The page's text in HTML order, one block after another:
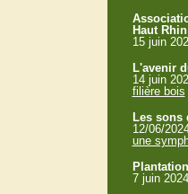
Haut Rhin
15 juin
L'avenir
14 juin
filière bois
Les sons
12/06/
une
7 juin 2024